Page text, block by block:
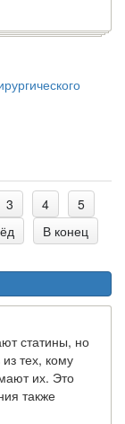
3 4
5
В конец
статины, но
тех, кому
их. Это
также